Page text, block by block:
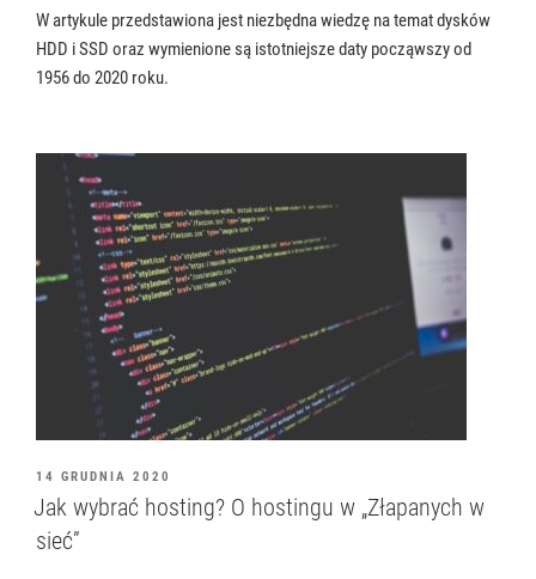
W artykule przedstawiona jest niezbędna wiedzę na temat dysków
HDD i SSD oraz wymienione są istotniejsze daty począwszy od
1956 do 2020 roku.
OPUBLIKOWANE
W
14 GRUDNIA 2020
Jak wybrać hosting? O hostingu w „Złapanych w
sieć”